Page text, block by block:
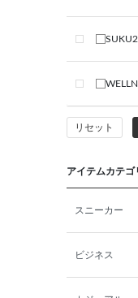
SUKU2
リセット
アイテムカテゴ
スニーカー
ビジネス